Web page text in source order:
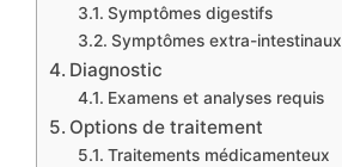
Symptômes digestifs
Symptômes extra-intestinaux
Diagnostic
Examens et analyses requis
Options de traitement
Traitements médicamenteux